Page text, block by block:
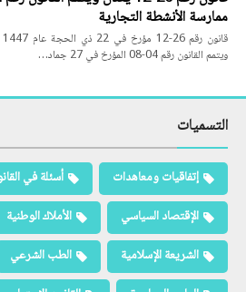
ممارسة الأنشطة التجارية
ويتمم القانون رقم 04-08 المؤرخ في 27 جماد…
التسميات
إتفاقيات ومعاهدات
أسئلة في
الإقتصاد السياسي
الأملاك الوطنية
الشريعة الإسلامية
الطب الشرعي